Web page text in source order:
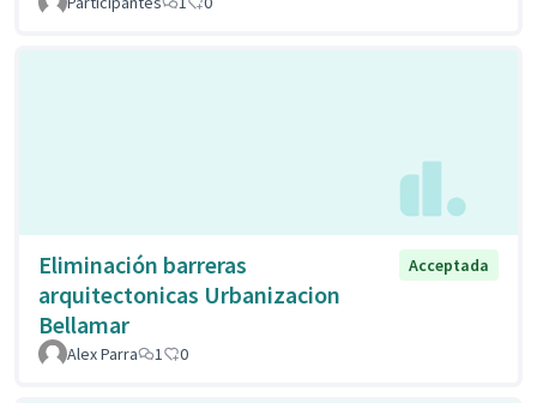
Eliminación barreras
arquitectonicas Urbanizacion
Bellamar
Acceptada
Alex Parra 1 0